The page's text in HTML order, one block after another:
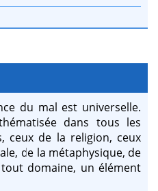
du mal est universelle.
dans tous les
ceux de la religion, ceux
de la métaphysique, de
domaine, un élément